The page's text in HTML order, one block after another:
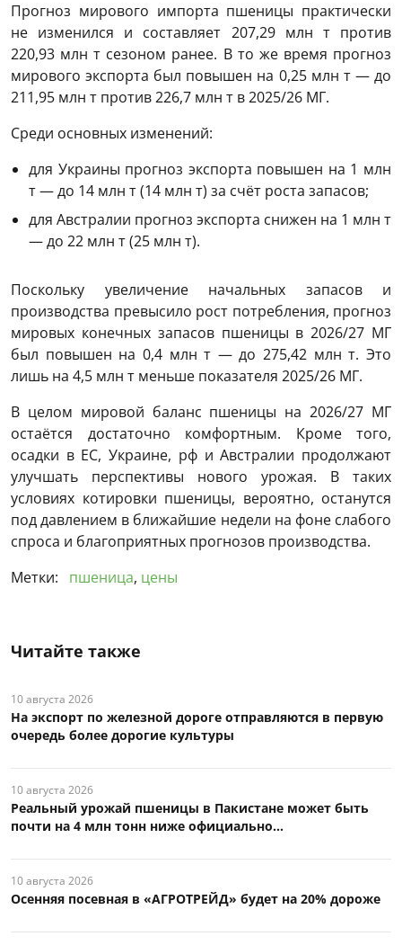
Прогноз мирового импорта пшеницы практически
не изменился и составляет 207,29 млн т против
220,93 млн т сезоном ранее. В то же время прогноз
мирового экспорта был повышен на 0,25 млн т — до
211,95 млн т против 226,7 млн т в 2025/26 МГ.
Среди основных изменений:
для Украины прогноз экспорта повышен на 1 млн
т — до 14 млн т (14 млн т) за счёт роста запасов;
для Австралии прогноз экспорта снижен на 1 млн т
— до 22 млн т (25 млн т).
Поскольку увеличение начальных запасов и
производства превысило рост потребления, прогноз
мировых конечных запасов пшеницы в 2026/27 МГ
был повышен на 0,4 млн т — до 275,42 млн т. Это
лишь на 4,5 млн т меньше показателя 2025/26 МГ.
В целом мировой баланс пшеницы на 2026/27 МГ
остаётся достаточно комфортным. Кроме того,
осадки в ЕС, Украине, рф и Австралии продолжают
улучшать перспективы нового урожая. В таких
условиях котировки пшеницы, вероятно, останутся
под давлением в ближайшие недели на фоне слабого
спроса и благоприятных прогнозов производства.
Метки:
пшеница, цены
Читайте также
10 августа 2026
На экспорт по железной дороге отправляются в первую
очередь более дорогие культуры
10 августа 2026
Реальный урожай пшеницы в Пакистане может быть
почти на 4 млн тонн ниже официально...
10 августа 2026
Осенняя посевная в «АГРОТРЕЙД» будет на 20% дороже